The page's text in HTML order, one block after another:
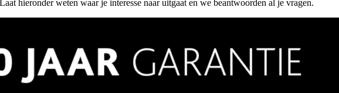
hieronder weten waar je interesse naar uitgaat en we beantwoorden al je vragen.